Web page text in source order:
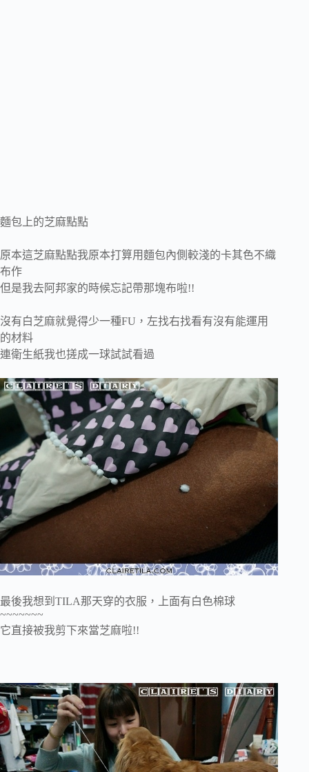
麵包上的芝麻點點
原本這芝麻點點我原本打算用麵包內側較淺的卡其色不織
布作
但是我去阿邦家的時候忘記帶那塊布啦!!
沒有白芝麻就覺得少一種FU，左找右找看有沒有能運用
的材料
連衛生紙我也搓成一球試試看過
最後我想到TILA那天穿的衣服，上面有白色棉球
~~~~~~~
它直接被我剪下來當芝麻啦!!